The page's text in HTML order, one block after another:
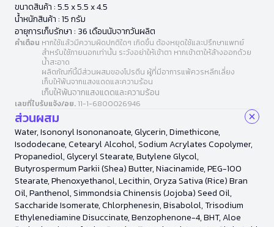
ขนาดสินค้า : 5.5 x 5.5 x 4.5
น้ำหนักสินค้า : 15 กรัม
อายุการเก็บรักษา : 36 เดือนนับจากวันผลิต
คำเตือน หากใช้แล้วมีความผิดปกติใดๆ เกิดขึ้น ต้องหยุดใช้และปรึกษาแพทย์
สำหรับใช้ภายนอกเท่านั้น ระวังอย่าให้เข้าตา หากเข้าตาให้ล้างออกด้วย
น้ำสะอาด
ผลิตภัณฑ์นี้มีส่วนผสมของโปรตีน ผู้ที่มีอาการแพ้ควรหลีกเลี่ยง
เก็บให้พ้นจากแสงแดดและความร้อน
เก็บให้พ้นจากแสงแดดและความร้อน
เลขที่ใบรับแจ้ง/อย. 11-1-6800026946
ส่วนผสม
Water, Isononyl Isononanoate, Glycerin, Dimethicone,
Isododecane, Cetearyl Alcohol, Sodium Acrylates Copolymer,
Propanediol, Glyceryl Stearate, Butylene Glycol,
Butyrospermum Parkii (Shea) Butter, Niacinamide, PEG-100
Stearate, Phenoxyethanol, Lecithin, Oryza Sativa (Rice) Bran
Oil, Panthenol, Simmondsia Chinensis (Jojoba) Seed Oil,
Saccharide Isomerate, Chlorphenesin, Bisabolol, Trisodium
Ethylenediamine Disuccinate, Benzophenone-4, BHT, Aloe